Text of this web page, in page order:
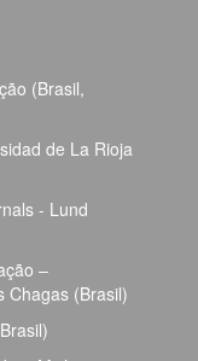
(Brasil,
de La Rioja
- Lund
–
Chagas (Brasil)